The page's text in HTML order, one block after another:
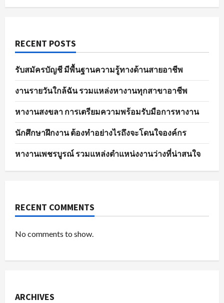
RECENT POSTS
รับสมัครบัญชี มีพื้นฐานความรู้ทางด้านสายอาชีพ
งานรายวันใกล้ฉัน รวมแหล่งหางานทุกสาขาอาชีพ
หางานสงขลา การเตรียมความพร้อมรับมือการหางาน
นักศึกษาฝึกงาน ต้องทำอย่างไรถึงจะโดนใจองค์กร
หางานเพชรบูรณ์ รวมแหล่งตำแหน่งงานว่างที่น่าสนใจ
RECENT COMMENTS
No comments to show.
ARCHIVES